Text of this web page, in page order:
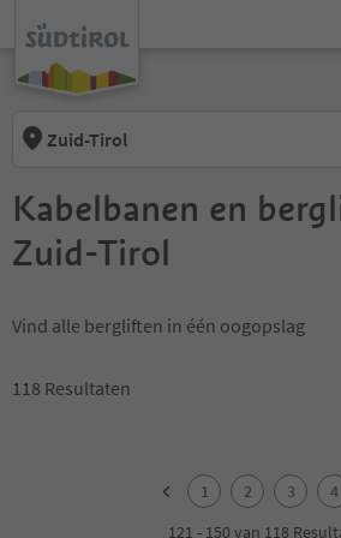
Zuid-Tirol
Kabelbanen en
Zuid-Tirol
Vind alle bergliften in één oogopslag
118 Resultaten
1 2 3
4
121 - 150 van 118